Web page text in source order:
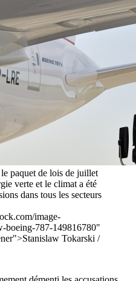
paquet de lois de juillet
verte et le climat a été
dans tous les secteurs
image-
boeing-787-149816780"
Tokarski /